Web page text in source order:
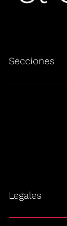
Secciones
Legales